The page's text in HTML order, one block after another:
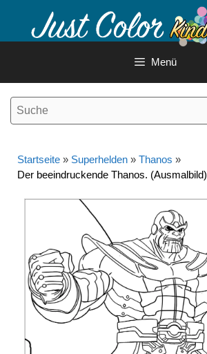
Inhalt
Menü
Startseite » Superhelden » Thanos »
Der beeindruckende Thanos. (Ausmalbild)